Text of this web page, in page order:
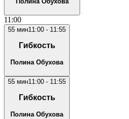
11 :00
55 мин11:00 - 11:55
Гибкость
Полина Обухова
55 мин11:00 - 11:55
Гибкость
Полина Обухова